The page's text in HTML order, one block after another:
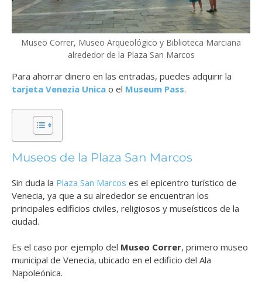
Museo Correr, Museo Arqueológico y Biblioteca Marciana
alrededor de la Plaza San Marcos
Para ahorrar dinero en las entradas, puedes adquirir la
tarjeta Venezia Unica o el Museum Pass.
Museos de la Plaza San Marcos
Sin duda la Plaza San Marcos es el epicentro turístico de
Venecia, ya que a su alrededor se encuentran los
principales edificios civiles, religiosos y museísticos de la
ciudad.
Es el caso por ejemplo del Museo Correr, primero museo
municipal de Venecia, ubicado en el edificio del Ala
Napoleónica.